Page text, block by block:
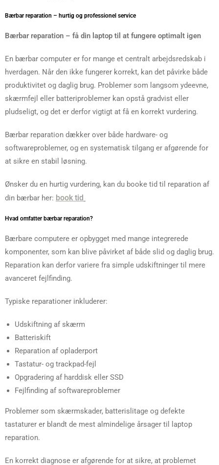
Bærbar reparation – hurtig og professionel service
Bærbar reparation – få din laptop til at fungere optimalt igen
En bærbar computer er for mange et centralt arbejdsredskab i
hverdagen. Når den ikke fungerer korrekt, kan det påvirke både
produktivitet og daglig brug. Problemer som langsom ydeevne,
skærmfejl eller batteriproblemer kan opstå gradvist eller
pludseligt, og det er derfor vigtigt at få en korrekt vurdering.
Bærbar reparation dækker over både hardware- og
softwareproblemer, og en systematisk tilgang er afgørende for
at sikre en stabil løsning.
Ønsker du en hurtig vurdering, kan du booke tid til reparation af
din bærbar her: book tid
Hvad omfatter bærbar reparation?
Bærbare computere er opbygget med mange integrerede
komponenter, som kan blive påvirket af både slid og daglig brug.
Reparation kan derfor variere fra simple udskiftninger til mere
avanceret fejlfinding.
Typiske reparationer inkluderer:
Udskiftning af skærm
Batteriskift
Reparation af opladerport
Tastatur- og trackpad-fejl
Opgradering af harddisk eller SSD
Fejlfinding af softwareproblemer
Problemer som skærmskader, batterislitage og defekte
tastaturer er blandt de mest almindelige årsager til laptop
reparation.
En korrekt diagnose er afgørende for at sikre, at problemet